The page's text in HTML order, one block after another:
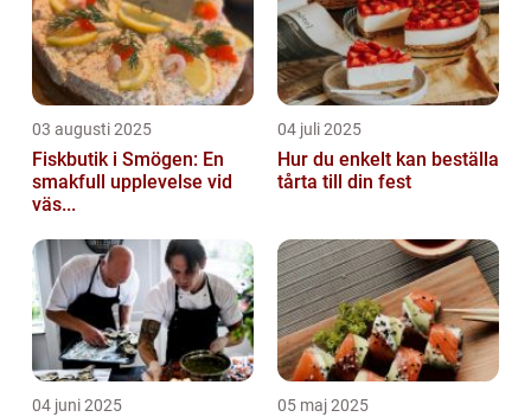
03 augusti 2025
Fiskbutik i Smögen: En
smakfull upplevelse vid
väs...
04 juli 2025
Hur du enkelt kan beställa
tårta till din fest
04 juni 2025 05 maj 2025